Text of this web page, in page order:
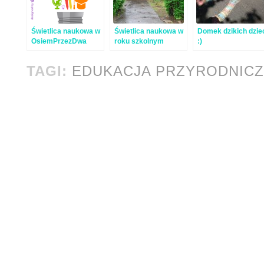
Świetlica naukowa w
OsiemPrzezDwa
Świetlica naukowa w
roku szkolnym
Domek dzikich
:)
TAGI: EDUKACJA